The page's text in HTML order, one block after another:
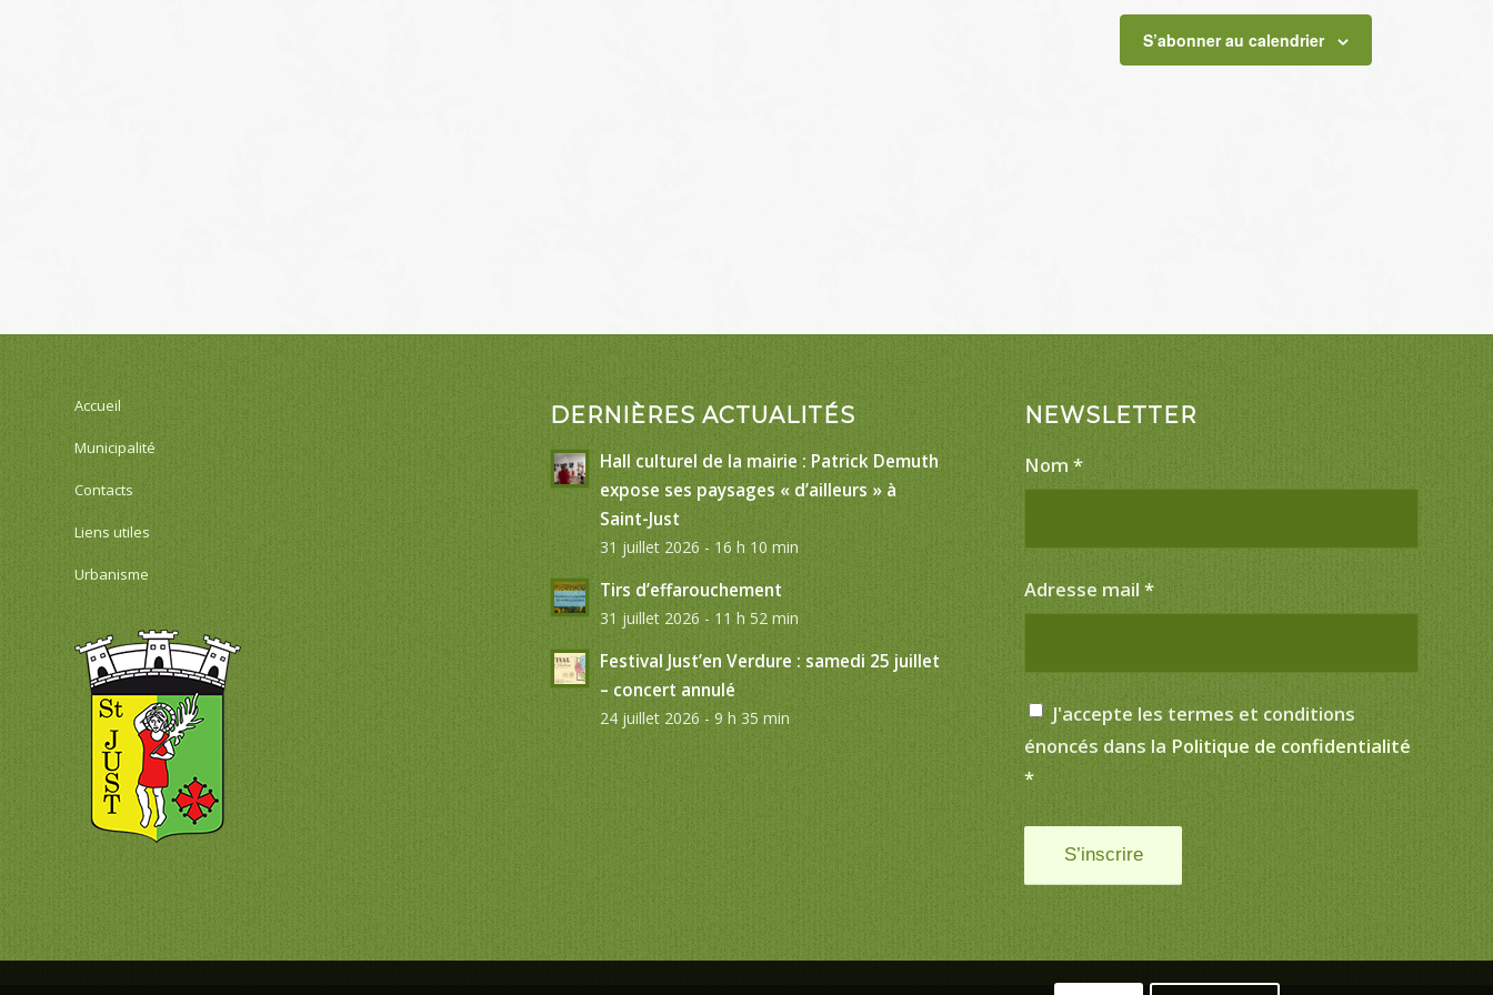
S’abonner au calendrier
Accueil
Municipalité
Contacts
Liens utiles
Urbanisme
DERNIÈRES ACTUALITÉS
Hall culturel de la mairie : Patrick Demuth
expose ses paysages « d’ailleurs » à
Saint-Just
31 juillet 2026 - 16 h 10 min
Tirs d’effarouchement
31 juillet 2026 - 11 h 52 min
Festival Just’en Verdure : samedi 25 juillet
– concert annulé
24 juillet 2026 - 9 h 35 min
NEWSLETTER
Nom*
Adresse mail*
J'accepte les termes et conditions
énoncés dans la Politique de confidentialité
*